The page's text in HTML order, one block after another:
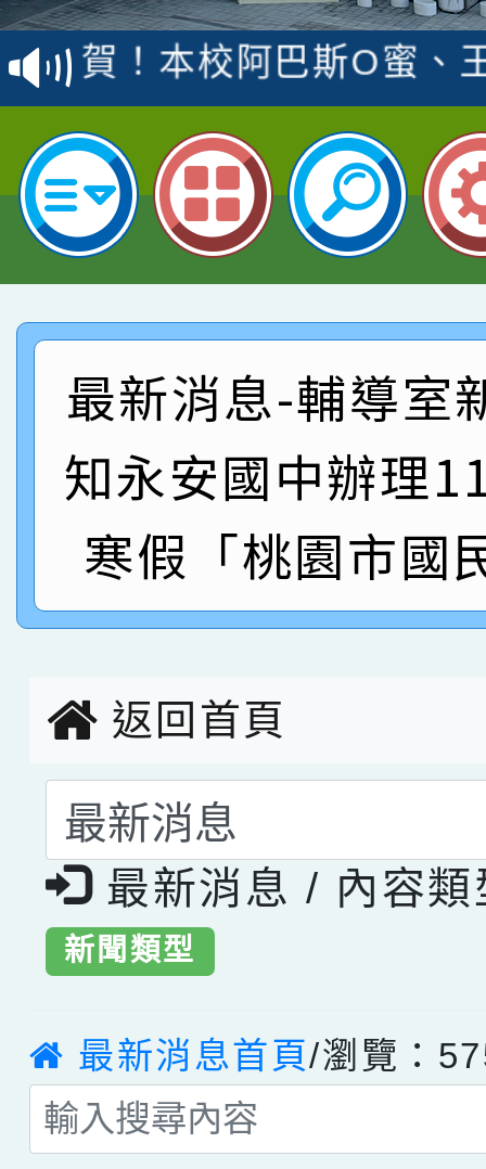
賽 洪綺君教師榮獲社
名
賀！本校阿巴斯O蜜、
倩參加桃園市科展 國
名 指導老師王老師、
賀！本校四年二班張O
園市英語競賽國小朗讀
指導老師林老師
賀！本校參加桃園市中
賽 劉文瑛教師榮獲教
臺灣台語-第二名
賀！本校參與2026世
市賽榮獲科學小創客佳
創客第三名。
賀！本校參加桃園市中
賽 洪綺君教師榮獲社
名
倩參加桃園市科展 國
名 指導老師王老師、
賀！本校四年二班張O
園市英語競賽國小朗讀
指導老師林老師
賀！本校參加桃園市中
賽 劉文瑛教師榮獲教
臺灣台語-第二名
賀！本校參與2026世
市賽榮獲科學小創客佳
最新消息-輔導室
知永安國中辦理
寒假「桃園市國
返回首頁
選擇後頁面內容會更
最新消息 / 內容類
新聞類型
最新消息首頁/瀏覽：